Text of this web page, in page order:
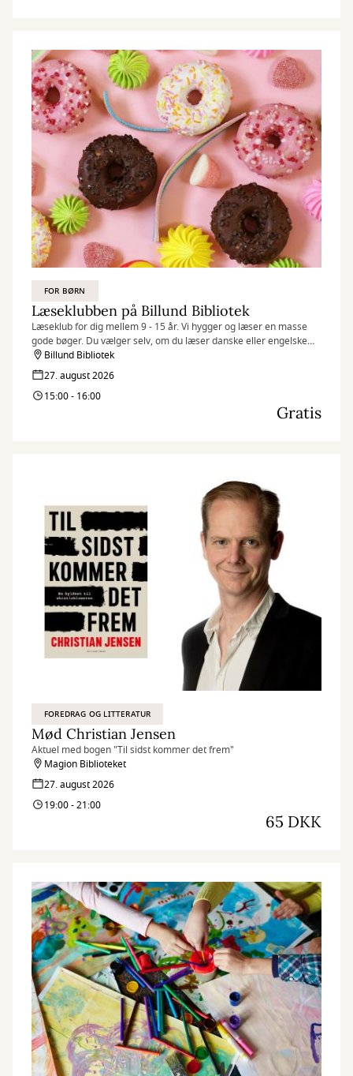
FOR BØRN
Læseklubben på Billund Bibliotek
Læseklub for dig mellem 9 - 15 år. Vi hygger og læser en masse
gode bøger. Du vælger selv, om du læser danske eller engelske
bøger. Der er ingen tilmelding, du møder bare op.
Billund Bibliotek
27. august 2026
15:00 - 16:00
Gratis
FOREDRAG OG LITTERATUR
Mød Christian Jensen
Aktuel med bogen "Til sidst kommer det frem"
Magion Biblioteket
27. august 2026
19:00 - 21:00
65 DKK